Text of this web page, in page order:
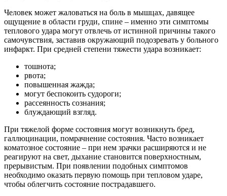
Человек может жаловаться на боль в мышцах, давящее
ощущение в области груди, спине – именно эти симптомы
теплового удара могут отвлечь от истинной причины такого
самочувствия, заставив окружающий подозревать у больного
инфаркт. При средней степени тяжести удара возникает:
тошнота;
рвота;
повышенная жажда;
могут беспокоить судороги;
рассеянность сознания;
блуждающий взгляд.
При тяжелой форме состояния могут возникнуть бред,
галлюцинации, помрачнение состояния. Часто возникает
коматозное состояние – при нем зрачки расширяются и не
реагируют на свет, дыхание становится поверхностным,
прерывистым. При появлении подобных симптомов
необходимо оказать первую помощь при тепловом ударе,
чтобы облегчить состояние пострадавшего.